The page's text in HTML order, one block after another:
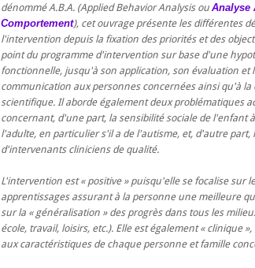
dénommé A.B.A. (Applied Behavior Analysis ou Analyse
Comportement), cet ouvrage présente les différentes
l'intervention depuis la fixation des priorités et des
point du programme d'intervention sur base d'une
fonctionnelle, jusqu'à son application, son évaluation et
communication aux personnes concernées ainsi qu'à
scientifique. Il aborde également deux problématiques
concernant, d'une part, la sensibilité sociale de l'enfant
l'adulte, en particulier s'il a de l'autisme, et, d'autre part,
d'intervenants cliniciens de qualité.
L'intervention est « positive » puisqu'elle se focalise sur
apprentissages assurant à la personne une meilleure
sur la « généralisation » des progrès dans tous les
école, travail, loisirs, etc.). Elle est également « clinique
aux caractéristiques de chaque personne et famille